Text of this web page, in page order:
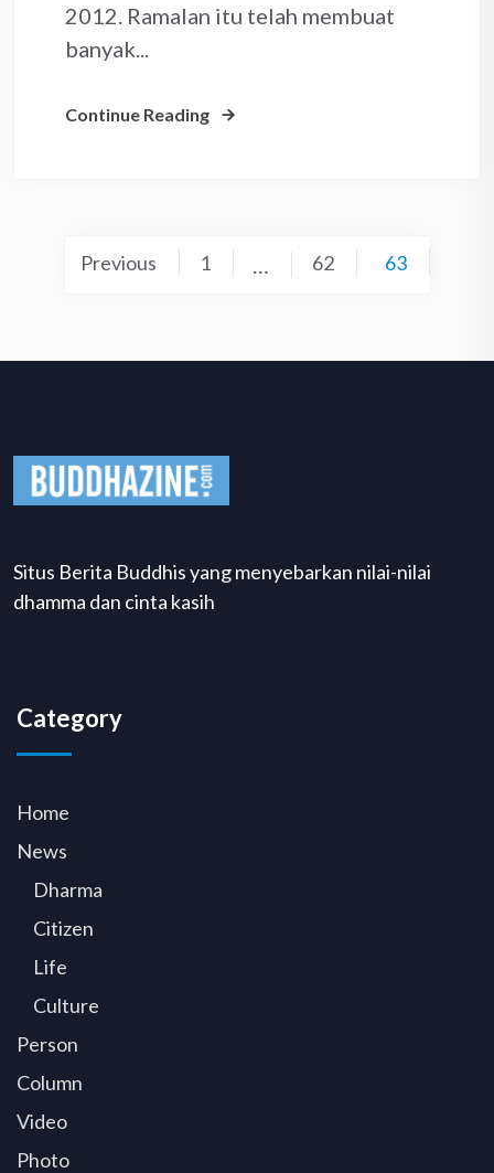
2012. Ramalan itu telah membuat
banyak...
Continue Reading
PostsPrevious 1 62 63
Situs Berita Buddhis yang menyebarkan nilai-nilai
dhamma dan cinta kasih
Category
Home
News
Dharma
Citizen
Life
Culture
Person
Column
Video
Photo